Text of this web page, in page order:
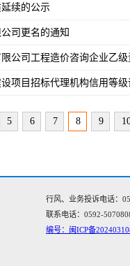
续的公示
司更名的通知
公司工程造价咨询企业乙级
项目招标代理机构信用等级
5 6 7 8 9
行风、业务投诉电话：
联系电话：0592-
编号：闽ICP备